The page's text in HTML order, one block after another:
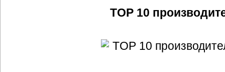
TОР 10